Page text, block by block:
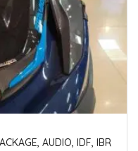
AUDIO, IDF, IBR